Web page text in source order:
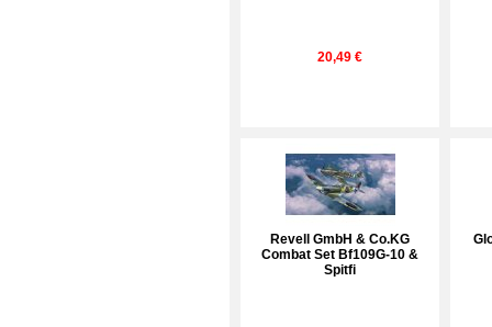
20,49 €
Revell GmbH & Co.KG
Combat Set Bf109G-10 &
Spitfi